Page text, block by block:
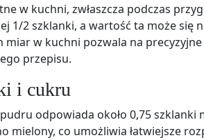
w kuchni, zwłaszcza podczas
1/2 szklanki, a wartość ta może się
w kuchni pozwala na
przepisu.
i cukru
odpowiada około 0,75 szklanki
mielony, co umożliwia łatwiejsze